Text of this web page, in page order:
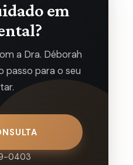
em
a Dra. Déborah
passo para o seu
0403